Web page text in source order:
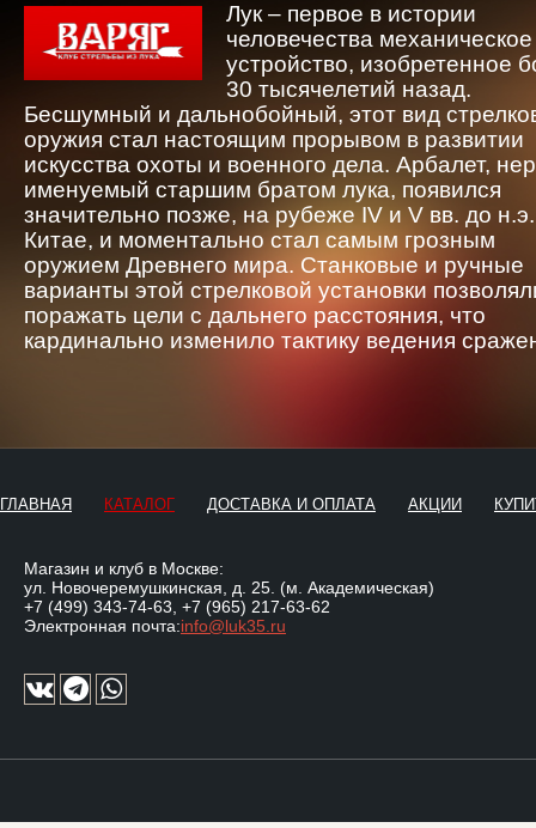
Лук – первое в истории
человечества механическое
устройство, изобретенное
30 тысячелетий назад.
Бесшумный и дальнобойный, этот вид
оружия стал настоящим прорывом в развитии
искусства охоты и военного дела. Арбалет,
именуемый старшим братом лука, появился
значительно позже, на рубеже IV и V вв. до
Китае, и моментально стал самым грозным
оружием Древнего мира. Станковые и ручные
варианты этой стрелковой установки
поражать цели с дальнего расстояния, что
кардинально изменило тактику ведения
ГЛАВНАЯ КАТАЛОГ ДОСТАВКА И ОПЛАТА АКЦИИ
Магазин и клуб в Москве:
ул. Новочеремушкинская, д. 25. (м. Академическая)
+7 (499) 343-74-63 +7 (965) 217-63-62
Электронная почта:info@luk35.ru